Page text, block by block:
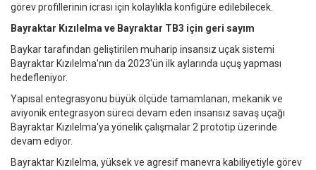
görev profillerinin icrası için kolaylıkla konfigüre edilebilecek.
Bayraktar Kızılelma ve Bayraktar TB3 için geri sayım
Baykar tarafından geliştirilen muharip insansız uçak sistemi
Bayraktar Kızılelma'nın da 2023'ün ilk aylarında uçuş yapması
hedefleniyor.
Yapısal entegrasyonu büyük ölçüde tamamlanan, mekanik ve
aviyonik entegrasyon süreci devam eden insansız savaş uçağı
Bayraktar Kızılelma'ya yönelik çalışmalar 2 prototip üzerinde
devam ediyor.
Bayraktar Kızılelma, yüksek ve agresif manevra kabiliyetiyle görev